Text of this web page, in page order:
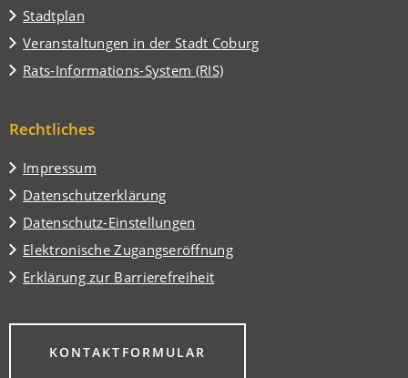
Stadtplan
(Öffnet
in
einem
neuen
Veranstaltungen in der Stadt Coburg
(Öffnet
in
einem
Tab)
Rats-Informations-System (RIS)
(Öffnet
neuen
Rechtliches
Impressum
Datenschutzerklärung
Datenschutz-Einstellungen
Elektronische Zugangseröffnung
Erklärung zur Barrierefreiheit
KONTAKTFORMULAR
(ÖFFNET